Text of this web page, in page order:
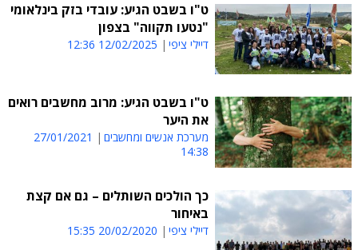
ט"ו בשבט הגיע: עובדי בזק בינלאומי
"נטעו תקווה" בצפון
דיילי ציפי 12/02/2025 12:36
ט"ו בשבט הגיע: מרוב מחשבים רואים
את היער
מערכת אנשים ומחשבים
27/01/2021
14:38
כך הולכים השותלים – גם אם קצת
באיחור
דיילי ציפי 20/02/2020 15:35